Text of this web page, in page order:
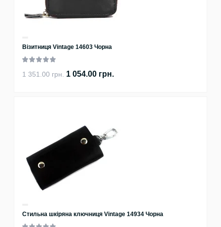
Візитниця Vintage 14603 Чорна
1 351.00 грн. 1 054.00 грн.
Стильна шкіряна ключниця Vintage 14934 Чорна